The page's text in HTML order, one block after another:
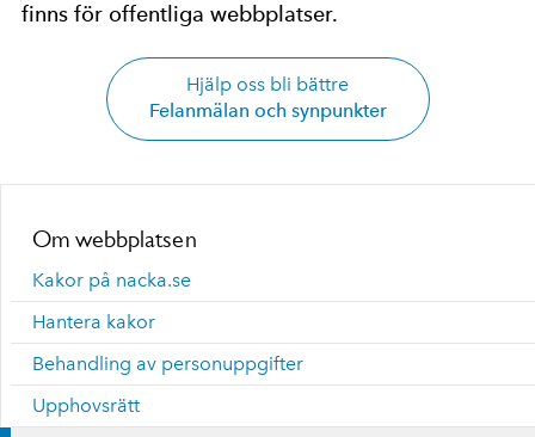
finns för offentliga webbplatser.
Hjälp oss bli bättre
Felanmälan och synpunkter
Om webbplatsen
Kakor på nacka.se
Hantera kakor
Behandling av personuppgifter
Upphovsrätt